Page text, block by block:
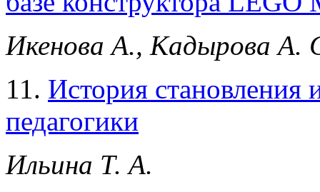
Икенова А., Кадырова А.
11. История становления
педагогики
Ильина Т. А.